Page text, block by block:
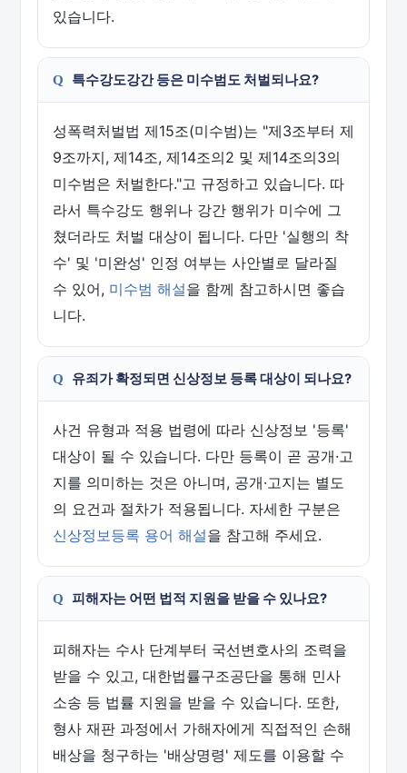
있습니다.
특수강도강간 등은 미수범도 처벌되나요?
성폭력처벌법 제15조(미수범)는 "제3조부터 제
9조까지, 제14조, 제14조의2 및 제14조의3의
미수범은 처벌한다."고 규정하고 있습니다. 따
라서 특수강도 행위나 강간 행위가 미수에 그
쳤더라도 처벌 대상이 됩니다. 다만 '실행의 착
수' 및 '미완성' 인정 여부는 사안별로 달라질
수 있어, 미수범 해설을 함께 참고하시면 좋습
니다.
유죄가 확정되면 신상정보 등록 대상이 되나요?
사건 유형과 적용 법령에 따라 신상정보 '등록'
대상이 될 수 있습니다. 다만 등록이 곧 공개·고
지를 의미하는 것은 아니며, 공개·고지는 별도
의 요건과 절차가 적용됩니다. 자세한 구분은
신상정보등록 용어 해설을 참고해 주세요.
피해자는 어떤 법적 지원을 받을 수 있나요?
피해자는 수사 단계부터 국선변호사의 조력을
받을 수 있고, 대한법률구조공단을 통해 민사
소송 등 법률 지원을 받을 수 있습니다. 또한,
형사 재판 과정에서 가해자에게 직접적인 손해
배상을 청구하는 '배상명령' 제도를 이용할 수